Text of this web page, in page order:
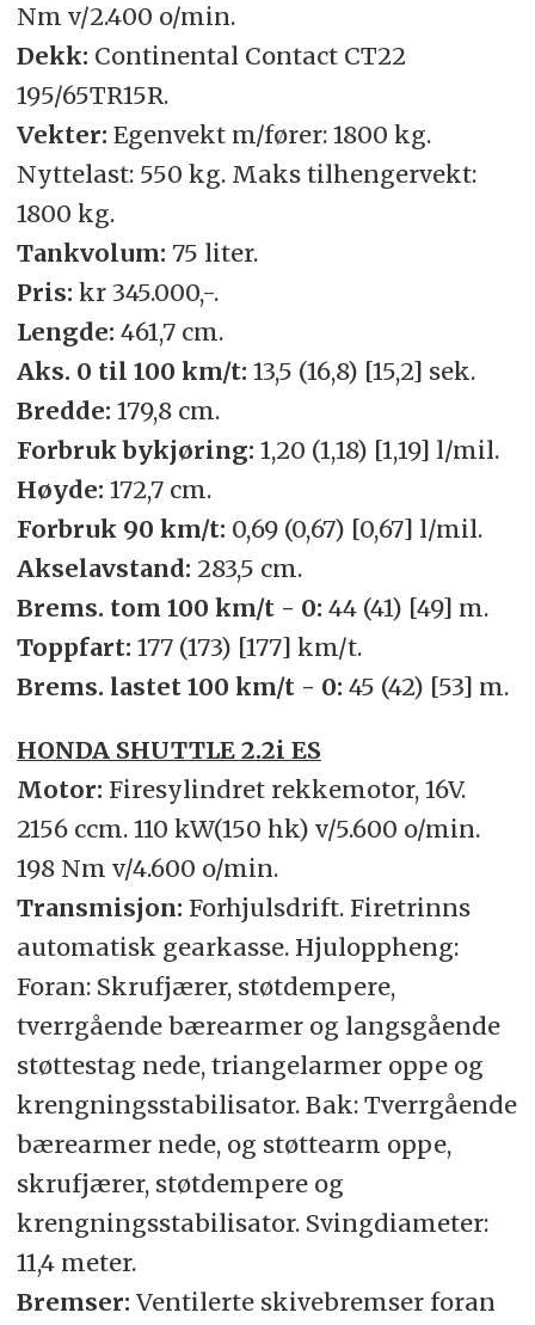
Nm v/2.400 o/min.
Dekk: Continental Contact CT22
195/65TR15R.
Vekter: Egenvekt m/fører: 1800 kg.
Nyttelast: 550 kg. Maks tilhengervekt:
1800 kg.
Tankvolum: 75 liter.
Pris: kr 345.000,-.
Lengde: 461,7 cm.
Aks. 0 til 100 km/t: 13,5 (16,8) [15,2] sek.
Bredde: 179,8 cm.
Forbruk bykjøring: 1,20 (1,18) [1,19] l/mil.
Høyde: 172,7 cm.
Forbruk 90 km/t: 0,69 (0,67) [0,67] l/mil.
Akselavstand: 283,5 cm.
Brems. tom 100 km/t - 0: 44 (41) [49] m.
Toppfart: 177 (173) [177] km/t.
Brems. lastet 100 km/t - 0: 45 (42) [53] m.
HONDA SHUTTLE 2.2i ES
Motor: Firesylindret rekkemotor, 16V.
2156 ccm. 110 kW(150 hk) v/5.600 o/min.
198 Nm v/4.600 o/min.
Transmisjon: Forhjulsdrift. Firetrinns
automatisk gearkasse. Hjuloppheng:
Foran: Skrufjærer, støtdempere,
tverrgående bærearmer og langsgående
støttestag nede, triangelarmer oppe og
krengningsstabilisator. Bak: Tverrgående
bærearmer nede, og støttearm oppe,
skrufjærer, støtdempere og
krengningsstabilisator. Svingdiameter:
11,4 meter.
Bremser: Ventilerte skivebremser foran